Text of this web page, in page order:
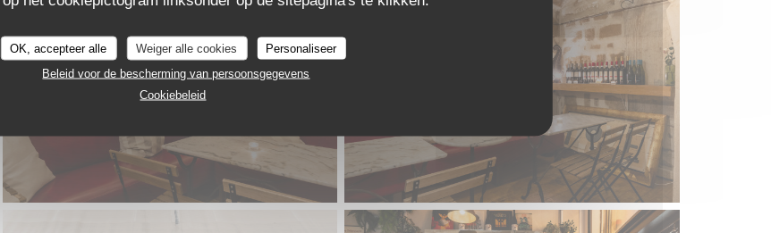
OK, accepteer alle Weiger alle cookies
Personaliseer
Beleid voor de bescherming van persoonsgegevens
Cookiebeleid